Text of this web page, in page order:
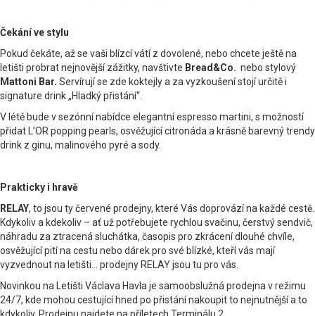
Čekání ve stylu
Pokud čekáte, až se vaši blízcí vátí z dovolené, nebo chcete ještě na
letišti probrat nejnovější zážitky, navštivte Bread&Co. nebo stylový
Mattoni Bar. Servírují se zde koktejly a za vyzkoušení stojí určitě i
signature drink „Hladký přistání“.
V létě bude v sezónní nabídce elegantní espresso martini, s možností
přidat L’OR popping pearls, osvěžující citronáda a krásně barevný trendy
drink z ginu, malinového pyré a sody.
Prakticky i hravě
RELAY, to jsou ty červené prodejny, které Vás doprovází na každé cestě.
Kdykoliv a kdekoliv – ať už potřebujete rychlou svačinu, čerstvý sendvič,
náhradu za ztracená sluchátka, časopis pro zkrácení dlouhé chvíle,
osvěžující pití na cestu nebo dárek pro své blízké, kteří vás mají
vyzvednout na letišti… prodejny RELAYjsou tu pro vás.
Novinkou na Letišti Václava Havla je samoobslužná prodejna v režimu
24/7, kde mohou cestující hned po přistání nakoupit to nejnutnější a to